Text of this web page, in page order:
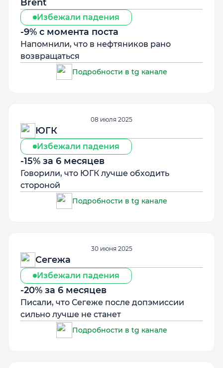
Brent
Избежали падения
-9% с момента поста
Напомнили, что в нефтяников рано
возвращаться
Подробности в tg канале
08 июля 2025
ЮГК
Избежали падения
-15% за 6 месяцев
Говорили, что ЮГК лучше обходить
стороной
Подробности в tg канале
30 июня 2025
Сегежа
Избежали падения
-20% за 6 месяцев
Писали, что Сегеже после допэмиссии
сильно лучше не станет
Подробности в tg канале